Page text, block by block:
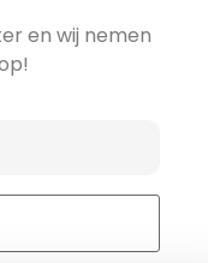
en wij nemen